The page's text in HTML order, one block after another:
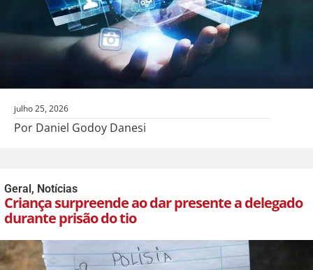
julho 25, 2026
Por Daniel Godoy Danesi
Geral, Notícias
Criança surpreende ao dar presente a delegado
durante prisão do tio